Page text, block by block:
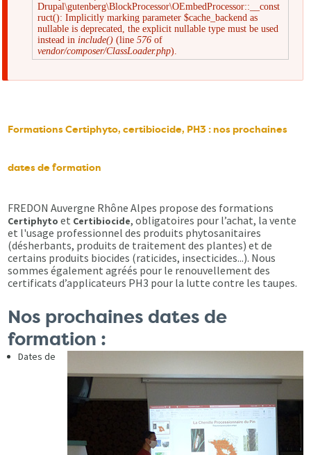
Message
d'erreur
Drupal\gutenberg\BlockProcessor\OEmbedProcessor::__const
ruct(): Implicitly marking parameter $cache_backend as
nullable is deprecated, the explicit nullable type must be used
instead in include() (line576 of
vendor/composer/ClassLoader.php).
Formations Certiphyto, certibiocide, PH3 : nos prochaines
dates de formation
FREDON Auvergne Rhône Alpes propose des formations
Certiphyto et Certibiocide, obligatoires pour l’achat, la vente
et l'usage professionnel des produits phytosanitaires
(désherbants, produits de traitement des plantes) et de
certains produits biocides (raticides, insecticides...). Nous
sommes également agréés pour le renouvellement des
certificats d’applicateurs PH3 pour la lutte contre les taupes.
Nos prochaines dates de
formation :
Dates de